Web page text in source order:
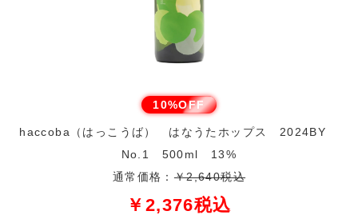
10%OFF
haccoba（はっこうば） はなうたホップス 2024BY
No.1 500ml 13%
通常価格： ￥2,640税込
￥2,376税込